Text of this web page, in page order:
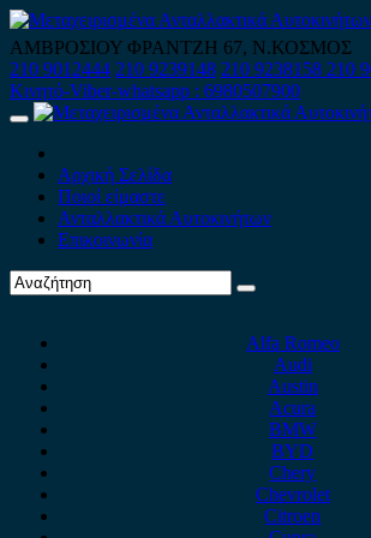
Skip
to
content
ΑΜΒΡΟΣΙΟΥ ΦΡΑΝΤΖΗ 67, Ν.ΚΟΣΜΟΣ
210 9012444 210 9239148 210 9238158 210
Κινητό-Viber-whatsapp : 6980507900
Primary
Αρχική Σελίδα
Ποιοί είμαστε
Ανταλλακτικά Αυτοκινήτων
Επικοινωνία
Alfa Romeo
Audi
Austin
Acura
BMW
BYD
Chery
Chevrolet
Citroen